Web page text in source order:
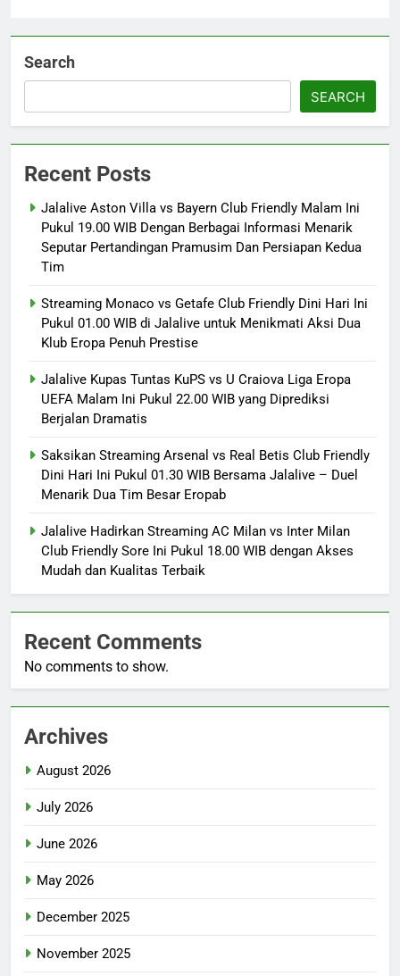
Search
SEARCH
Recent Posts
Jalalive Aston Villa vs Bayern Club Friendly Malam Ini
Pukul 19.00 WIB Dengan Berbagai Informasi Menarik
Seputar Pertandingan Pramusim Dan Persiapan Kedua
Tim
Streaming Monaco vs Getafe Club Friendly Dini Hari Ini
Pukul 01.00 WIB di Jalalive untuk Menikmati Aksi Dua
Klub Eropa Penuh Prestise
Jalalive Kupas Tuntas KuPS vs U Craiova Liga Eropa
UEFA Malam Ini Pukul 22.00 WIB yang Diprediksi
Berjalan Dramatis
Saksikan Streaming Arsenal vs Real Betis Club Friendly
Dini Hari Ini Pukul 01.30 WIB Bersama Jalalive – Duel
Menarik Dua Tim Besar Eropab
Jalalive Hadirkan Streaming AC Milan vs Inter Milan
Club Friendly Sore Ini Pukul 18.00 WIB dengan Akses
Mudah dan Kualitas Terbaik
Recent Comments
No comments to show.
Archives
August 2026
July 2026
June 2026
May 2026
December 2025
November 2025